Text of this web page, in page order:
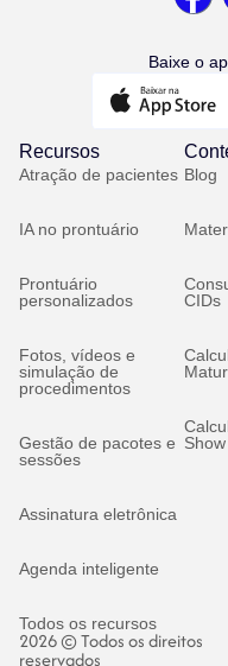
Baixe o
Recursos
Atração de pacientes
IA no prontuário
Prontuário
personalizados
Fotos, vídeos e
simulação de
procedimentos
Gestão de pacotes e
sessões
Assinatura eletrônica
Agenda inteligente
Todos os recursos
Blog
CIDs
Show
2026 © Todos os direitos
reservados